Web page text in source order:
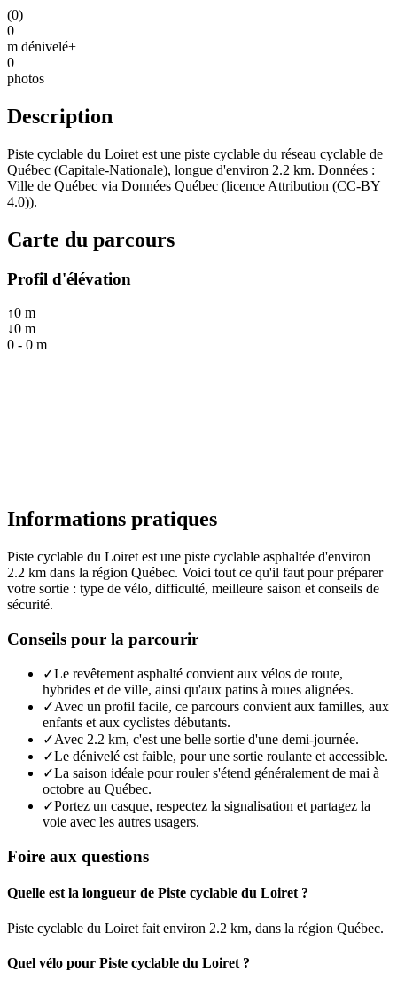
(0)
0
m dénivelé+
0
photos
Description
Piste cyclable du Loiret est une piste cyclable du réseau cyclable de
Québec (Capitale-Nationale), longue d'environ 2.2 km. Données :
Ville de Québec via Données Québec (licence Attribution (CC-BY
4.0)).
Carte du parcours
Profil d'élévation
↑0 m
↓0 m
0 - 0 m
Informations pratiques
Piste cyclable du Loiret est une piste cyclable asphaltée d'environ
2.2 km dans la région Québec. Voici tout ce qu'il faut pour préparer
votre sortie : type de vélo, difficulté, meilleure saison et conseils de
sécurité.
Conseils pour la parcourir
✓Le revêtement asphalté convient aux vélos de route,
hybrides et de ville, ainsi qu'aux patins à roues alignées.
✓Avec un profil facile, ce parcours convient aux familles, aux
enfants et aux cyclistes débutants.
✓Avec 2.2 km, c'est une belle sortie d'une demi-journée.
✓Le dénivelé est faible, pour une sortie roulante et accessible.
✓La saison idéale pour rouler s'étend généralement de mai à
octobre au Québec.
✓Portez un casque, respectez la signalisation et partagez la
voie avec les autres usagers.
Foire aux questions
Quelle est la longueur de Piste cyclable du Loiret ?
Piste cyclable du Loiret fait environ 2.2 km, dans la région Québec.
Quel vélo pour Piste cyclable du Loiret ?